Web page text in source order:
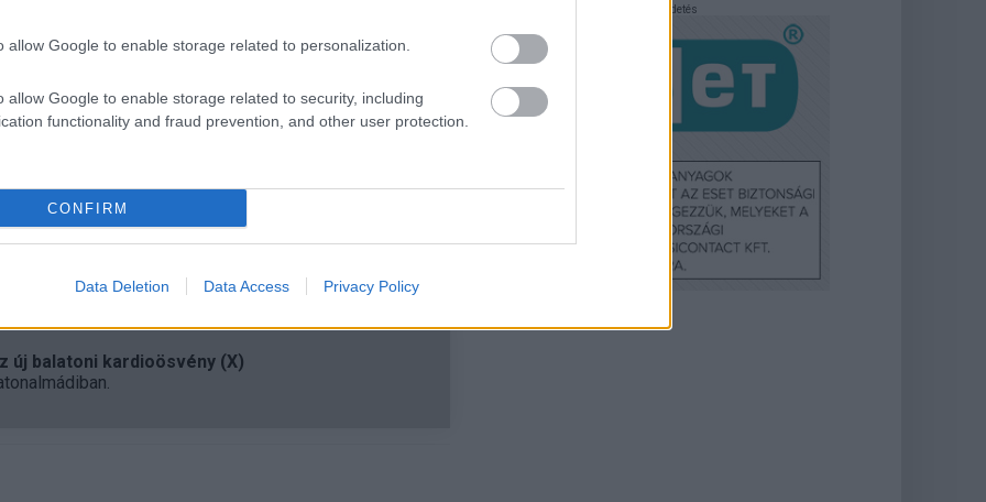
allow Google to enable storage related to personalization.
allow Google to enable storage related to security, including
functionality and fraud prevention, and other user protection.
CONFIRM
Data Deletion Data Access Privacy Policy
Neo QLED, OLED és Lifestyle tévéken,
elérhetők. A későbbiekben további Samsung
még több felhasználónak biztosítva a prémium
folyamatosan dolgozik azon, hogy a HDR10+
és még több streaming szolgáltatás támogassa
új balatoni kardioösvény (X)
Hirdetés